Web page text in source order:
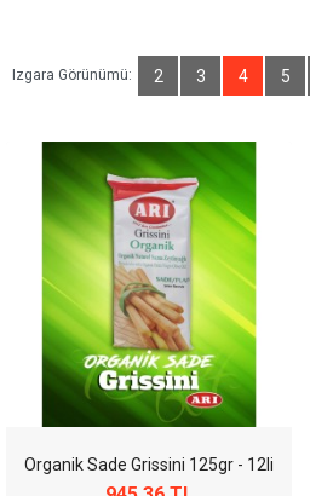
Izgara Görünümü: 2 3 4 5
Organik Sade Grissini 125gr - 12li